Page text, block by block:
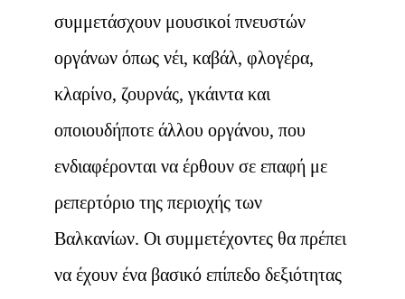
συμμετάσχουν μουσικοί πνευστών
οργάνων όπως νέι, καβάλ, φλογέρα,
κλαρίνο, ζουρνάς, γκάιντα και
οποιουδήποτε άλλου οργάνου, που
ενδιαφέρονται να έρθουν σε επαφή με
ρεπερτόριο της περιοχής των
Βαλκανίων. Οι συμμετέχοντες θα πρέπει
να έχουν ένα βασικό επίπεδο δεξιότητας